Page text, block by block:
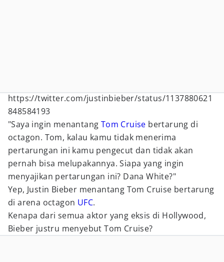
https://twitter.com/justinbieber/status/1137880621
848584193
"Saya ingin menantang Tom Cruise bertarung di
octagon. Tom, kalau kamu tidak menerima
pertarungan ini kamu pengecut dan tidak akan
pernah bisa melupakannya. Siapa yang ingin
menyajikan pertarungan ini? Dana White?"
Yep, Justin Bieber menantang Tom Cruise bertarung
di arena octagon UFC.
Kenapa dari semua aktor yang eksis di Hollywood,
Bieber justru menyebut Tom Cruise?